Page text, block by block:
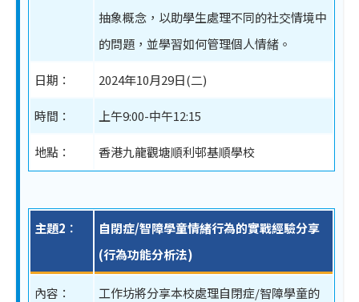
抽象概念，以助學生處理不同的社交情境中
的問題，並學習如何管理個人情緒。
日期： 2024年10月29日(二)
時間： 上午9:00-中午12:15
地點： 香港九龍觀塘順利邨基順學校
主題2︰
自閉症/智障學童情緒行為的實戰經驗分享
(行為功能分析法)
內容：
工作坊將分享本校處理自閉症/智障學童的